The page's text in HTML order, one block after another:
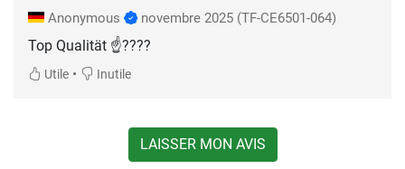
Anonymous novembre 2025 (TF-CE6501-064)
Top Qualität ☝????
Utile • Inutile
LAISSER MON AVIS